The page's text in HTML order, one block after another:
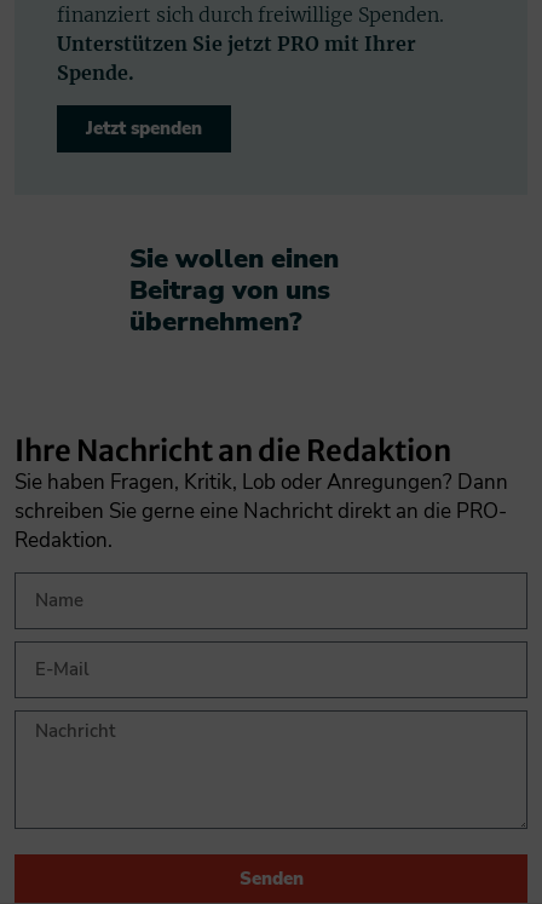
finanziert sich durch freiwillige Spenden.
Unterstützen Sie jetzt PRO mit Ihrer
Spende.
Jetzt spenden
Sie wollen einen
Beitrag von uns
übernehmen?​
Ihre Nachricht an die Redaktion
Sie haben Fragen, Kritik, Lob oder Anregungen? Dann
schreiben Sie gerne eine Nachricht direkt an die PRO-
Redaktion.
Senden